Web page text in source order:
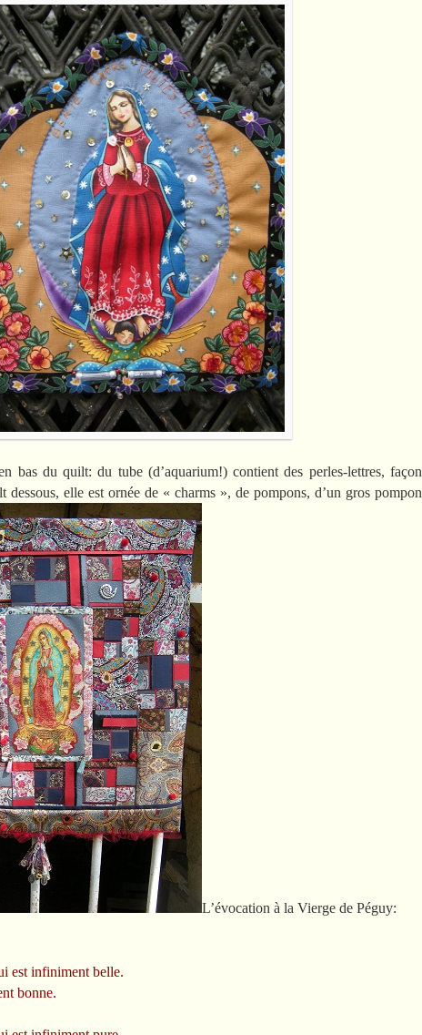
bas du quilt: du tube (d’aquarium!) contient des perles-lettres, façon
elle est ornée de « charms », de pompons, d’un gros pompon
L’évocation à la Vierge de Péguy:
est infiniment belle.
bonne.